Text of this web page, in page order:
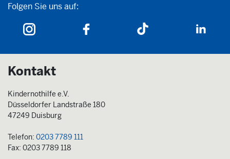
Folgen Sie uns auf:
Folgen Sie uns auf:
Kontakt
Kindernothilfe e.V.
Düsseldorfer Landstraße 180
47249 Duisburg
Telefon: 0203 7789 111
Fax: 0203 7789 118